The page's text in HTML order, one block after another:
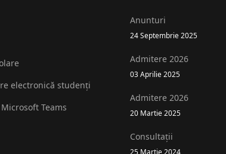
electronică studenți
Teams
Anunturi
24 Septembrie 2025
Admitere 2026
03 Aprilie 2025
Admitere 2026
20 Martie 2025
Consultații
25 Martie 2024